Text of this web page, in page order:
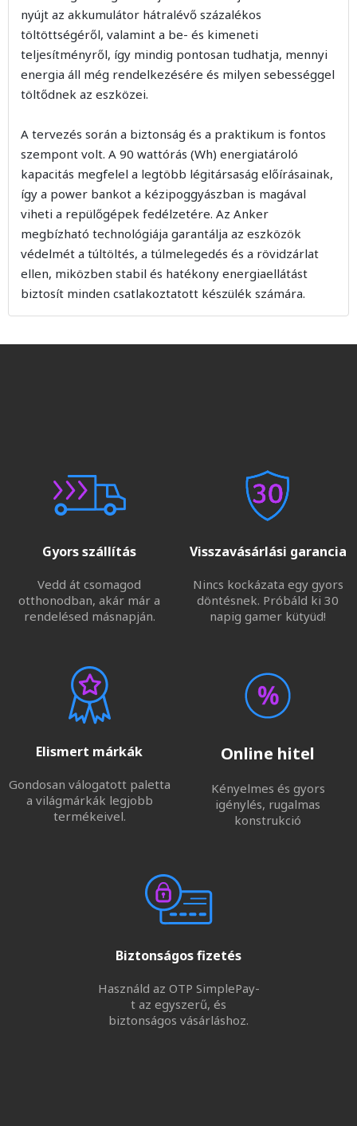
nyújt az akkumulátor hátralévő százalékos
töltöttségéről, valamint a be- és kimeneti
teljesítményről, így mindig pontosan tudhatja, mennyi
energia áll még rendelkezésére és milyen sebességgel
töltődnek az eszközei.
A tervezés során a biztonság és a praktikum is fontos
szempont volt. A 90 wattórás (Wh) energiatároló
kapacitás megfelel a legtöbb légitársaság előírásainak,
így a power bankot a kézipoggyászban is magával
viheti a repülőgépek fedélzetére. Az Anker
megbízható technológiája garantálja az eszközök
védelmét a túltöltés, a túlmelegedés és a rövidzárlat
ellen, miközben stabil és hatékony energiaellátást
biztosít minden csatlakoztatott készülék számára.
Gyors szállítás
Vedd át csomagod
otthonodban, akár már a
rendelésed másnapján.
Visszavásárlási garancia
Nincs kockázata egy gyors
döntésnek. Próbáld ki 30
napig gamer kütyüd!
Elismert márkák
Gondosan válogatott paletta
a világmárkák legjobb
termékeivel.
Online hitel
Kényelmes és gyors
igénylés, rugalmas
konstrukció
Biztonságos fizetés
Használd az OTP SimplePay-
t az egyszerű, és
biztonságos vásárláshoz.